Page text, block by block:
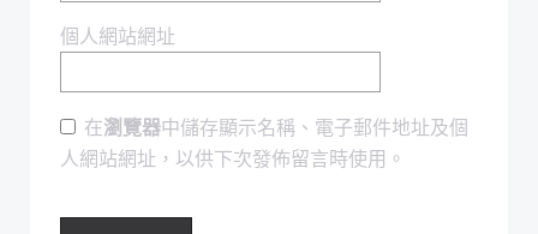
個人網站網址
在瀏覽器中儲存顯示名稱、電子郵件地址及個
人網站網址，以供下次發佈留言時使用。